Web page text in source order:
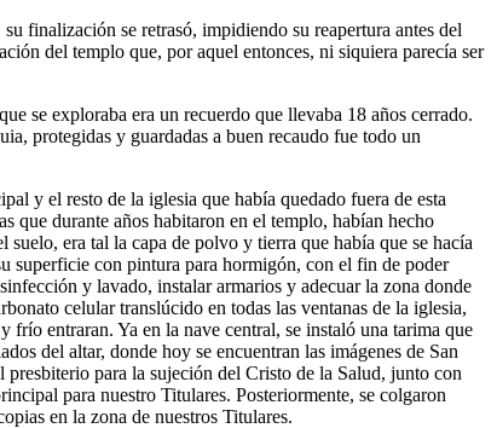
finalización se retrasó, impidiendo su reapertura antes del
del templo que, por aquel entonces, ni siquiera parecía ser
se exploraba era un recuerdo que llevaba 18 años cerrado.
protegidas y guardadas a buen recaudo fue todo un
y el resto de la iglesia que había quedado fuera de esta
que durante años habitaron en el templo, habían hecho
suelo, era tal la capa de polvo y tierra que había que se hacía
superficie con pintura para hormigón, con el fin de poder
y lavado, instalar armarios y adecuar la zona donde
celular translúcido en todas las ventanas de la iglesia,
entraran. Ya en la nave central, se instaló una tarima que
del altar, donde hoy se encuentran las imágenes de San
para la sujeción del Cristo de la Salud, junto con
para nuestro Titulares. Posteriormente, se colgaron
en la zona de nuestros Titulares.